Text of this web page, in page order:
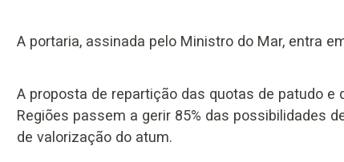
A portaria, assinada pelo Ministro do Mar, entra
A proposta de repartição das quotas de patudo e
Regiões passem a gerir 85% das possibilidades
de valorização do atum.